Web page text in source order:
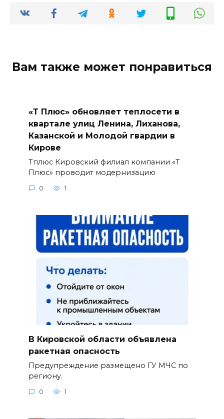
Вам также может понравиться
«Т Плюс» обновляет теплосети в
квартале улиц Ленина, Лиханова,
Казанской и Молодой гвардии в
Кирове
Тплюс Кировский филиал компании «Т
Плюс» проводит модернизацию
0 1
В Кировской области объявлена
ракетная опасность
Предупреждение размещено ГУ МЧС по
региону.
0 1